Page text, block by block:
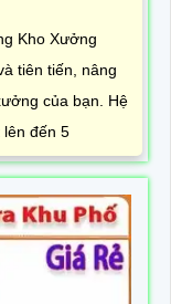
Kho Xưởng
tiên tiến, nâng
của bạn. Hệ
lên đến 5